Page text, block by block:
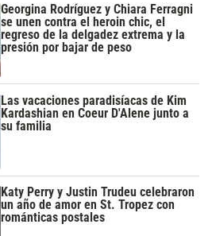
Georgina Rodríguez y Chiara Ferragni
se unen contra el heroin chic, el
regreso de la delgadez extrema y la
presión por bajar de peso
Las vacaciones paradisíacas de Kim
Kardashian en Coeur D'Alene junto a
su familia
Katy Perry y Justin Trudeu celebraron
un año de amor en St. Tropez con
románticas postales